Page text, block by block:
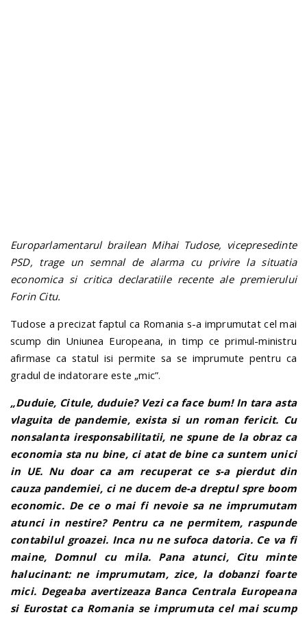
Europarlamentarul brailean Mihai Tudose, vicepresedinte
PSD, trage un semnal de alarma cu privire la situatia
economica si critica declaratiile recente ale premierului
Forin Citu.
Tudose a precizat faptul ca Romania s-a imprumutat cel mai
scump din Uniunea Europeana, in timp ce primul-ministru
afirmase ca statul isi permite sa se imprumute pentru ca
gradul de indatorare este „mic”.
„Duduie, Citule, duduie? Vezi ca face bum! In tara asta
vlaguita de pandemie, exista si un roman fericit. Cu
nonsalanta iresponsabilitatii, ne spune de la obraz ca
economia sta nu bine, ci atat de bine ca suntem unici
in UE. Nu doar ca am recuperat ce s-a pierdut din
cauza pandemiei, ci ne ducem de-a dreptul spre boom
economic. De ce o mai fi nevoie sa ne imprumutam
atunci in nestire? Pentru ca ne permitem, raspunde
contabilul groazei. Inca nu ne sufoca datoria. Ce va fi
maine, Domnul cu mila. Pana atunci, Citu minte
halucinant: ne imprumutam, zice, la dobanzi foarte
mici. Degeaba avertizeaza Banca Centrala Europeana
si Eurostat ca Romania se imprumuta cel mai scump